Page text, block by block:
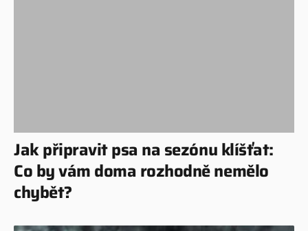
Jak připravit psa na sezónu klíšťat:
Co by vám doma rozhodně nemělo
chybět?